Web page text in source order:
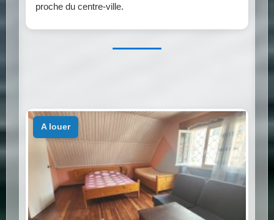
proche du centre-ville.
a louer